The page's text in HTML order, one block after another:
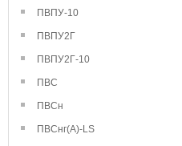
ПВПУ-10
ПВПУ2Г
ПВПУ2Г-10
ПВС
ПВСн
ПВСнг(А)-LS